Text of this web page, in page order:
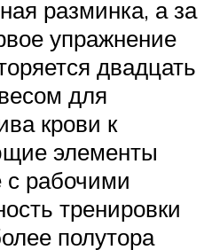
разминка, а за
упражнение
двадцать
для
крови к
элементы
рабочими
тренировки
полутора